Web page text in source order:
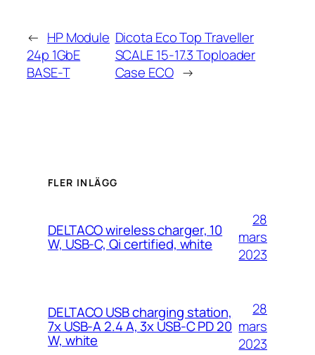
← HP Module
24p 1GbE
BASE-T
Dicota Eco Top Traveller
SCALE 15-17.3 Toploader
Case ECO →
FLER INLÄGG
DELTACO wireless charger, 10
W, USB-C, Qi certified, white
28
mars
2023
DELTACO USB charging station,
7x USB-A 2.4 A, 3x USB-C PD 20
W, white
28
mars
2023